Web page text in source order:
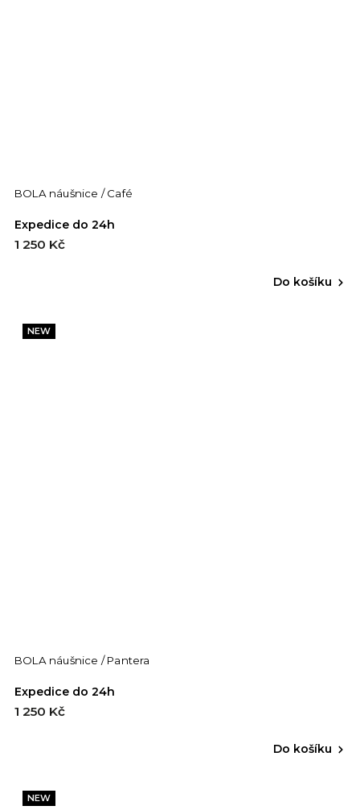
BOLA náušnice / Café
Expedice do 24h
1 250 Kč
Do košíku
NEW
BOLA náušnice / Pantera
Expedice do 24h
1 250 Kč
Do košíku
NEW